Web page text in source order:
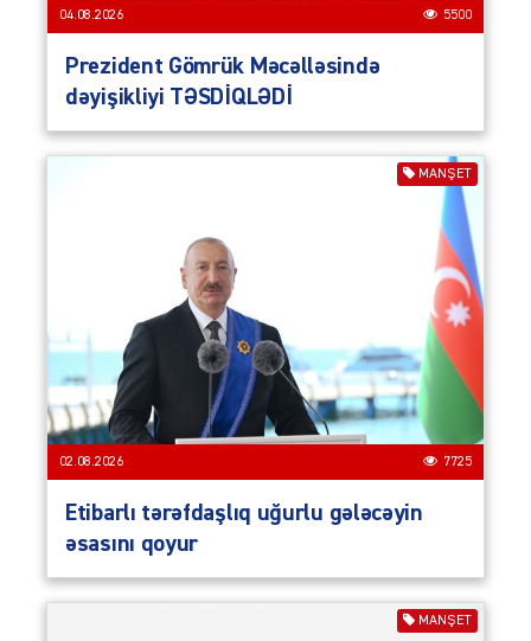
04.08.2026 5500
Prezident Gömrük Məcəlləsində
dəyişikliyi TƏSDİQLƏDİ
MANŞET
02.08.2026 7725
Etibarlı tərəfdaşlıq uğurlu gələcəyin
əsasını qoyur
MANŞET